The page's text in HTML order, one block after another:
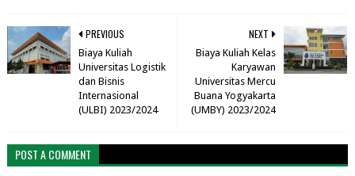
NEXT
Biaya Kuliah Kelas
Karyawan
Universitas Mercu
Buana Yogyakarta
(UMBY) 2023/2024
PREVIOUS
Biaya Kuliah
Universitas Logistik
dan Bisnis
Internasional
(ULBI) 2023/2024
POST A COMMENT